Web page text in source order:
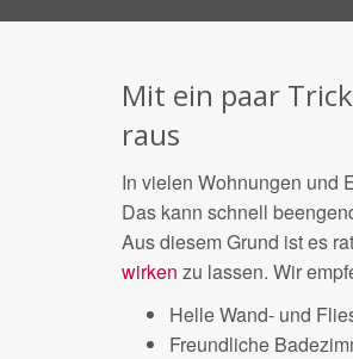
Mit ein paar
raus
In vielen Wohnungen und
Das kann schnell
Aus diesem Grund ist es
wirken zu lassen. Wir
Helle Wand- und
Freundliche